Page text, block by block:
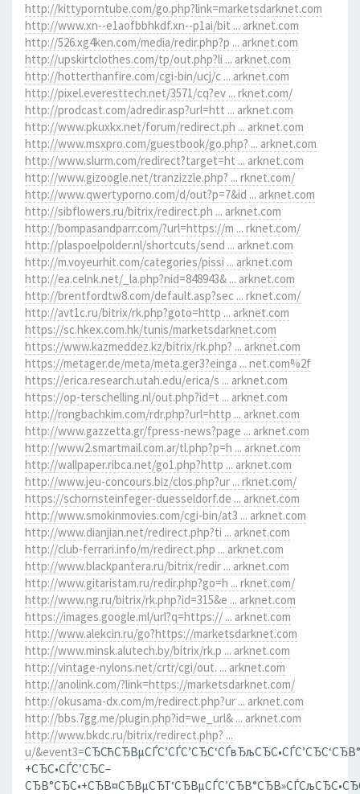
http://kittyporntube.com/go.php?link=marketsdarknet.com
http://www.xn--e1aofbbhkdf.xn--p1ai/bit ... arknet.com
http://526.xg4ken.com/media/redir.php?p ... arknet.com
http://upskirtclothes.com/tp/out.php?li ... arknet.com
http://hotterthanfire.com/cgi-bin/ucj/c ... arknet.com
http://pixel.everesttech.net/3571/cq?ev ... rknet.com/
http://prodcast.com/adredir.asp?url=htt ... arknet.com
http://www.pkuxkx.net/forum/redirect.ph ... arknet.com
http://www.msxpro.com/guestbook/go.php? ... arknet.com
http://www.slurm.com/redirect?target=ht ... arknet.com
http://www.gizoogle.net/tranzizzle.php? ... rknet.com/
http://www.qwertyporno.com/d/out?p=7&id ... arknet.com
http://sibflowers.ru/bitrix/redirect.ph ... arknet.com
http://bompasandparr.com/?url=https://m ... rknet.com/
http://plaspoelpolder.nl/shortcuts/send ... arknet.com
http://m.voyeurhit.com/categories/pissi ... arknet.com
http://ea.celnk.net/_la.php?nid=848943& ... arknet.com
http://brentfordtw8.com/default.asp?sec ... rknet.com/
http://avt1c.ru/bitrix/rk.php?goto=http ... arknet.com
https://sc.hkex.com.hk/tunis/marketsdarknet.com
https://www.kazmeddez.kz/bitrix/rk.php? ... arknet.com
https://metager.de/meta/meta.ger3?einga ... net.com%2f
https://erica.research.utah.edu/erica/s ... arknet.com
https://op-terschelling.nl/out.php?id=t ... arknet.com
http://rongbachkim.com/rdr.php?url=http ... arknet.com
http://www.gazzetta.gr/fpress-news?page ... arknet.com
http://www2.smartmail.com.ar/tl.php?p=h ... arknet.com
http://wallpaper.ribca.net/go1.php?http ... arknet.com
http://www.jeu-concours.biz/clos.php?ur ... rknet.com/
https://schornsteinfeger-duesseldorf.de ... arknet.com
http://www.smokinmovies.com/cgi-bin/at3 ... arknet.com
http://www.dianjian.net/redirect.php?ti ... arknet.com
http://club-ferrari.info/m/redirect.php ... arknet.com
http://www.blackpantera.ru/bitrix/redir ... arknet.com
http://www.gitaristam.ru/redir.php?go=h ... rknet.com/
http://www.ng.ru/bitrix/rk.php?id=315&e ... arknet.com
https://images.google.ml/url?q=https:// ... arknet.com
http://www.alekcin.ru/go?https://marketsdarknet.com
http://www.minsk.alutech.by/bitrix/rk.p ... arknet.com
http://vintage-nylons.net/crtr/cgi/out. ... arknet.com
http://anolink.com/?link=https://marketsdarknet.com/
http://okusama-dx.com/m/redirect.php?ur ... arknet.com
http://bbs.7gg.me/plugin.php?id=we_url& ... arknet.com
http://www.bkdc.ru/bitrix/redirect.php? ...
u/&event3=
+СЂС•СЃС’СЂС–